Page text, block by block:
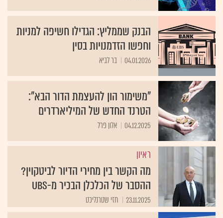
הבנק שממליץ: הגדילו חשיפה למניות
וחפשו הזדמנויות בסין
04.01.2026 בר לביא
"משימור הון להעצמת הדור הבא":
הטרנד החדש של המיליארדרים
04.12.2025 אלון פרל
ראיון
מה הקשר בין מחירי הדיור לביטקוין?
ההסבר של הכלכלן הבכיר מ-UBS
23.11.2025 חזי שטרנליכט